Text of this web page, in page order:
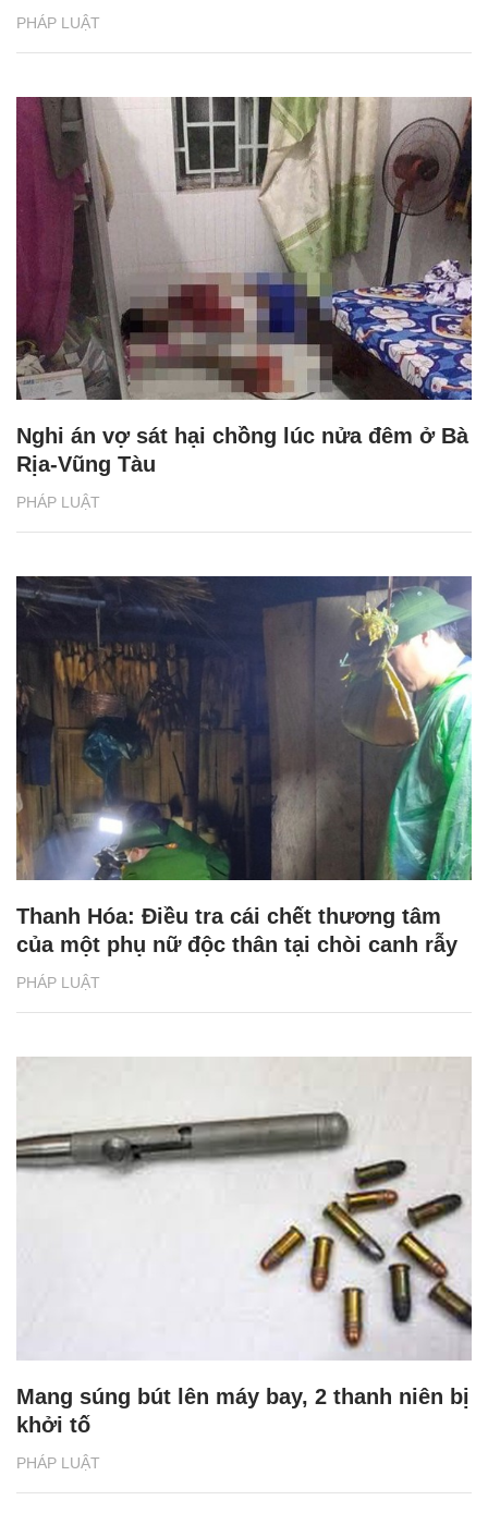
PHÁP LUẬT
PHÁP LUẬT
Nghi án vợ sát hại chồng lúc nửa đêm ở Bà
Rịa-Vũng Tàu
PHÁP LUẬT
Thanh Hóa: Điều tra cái chết thương tâm
của một phụ nữ độc thân tại chòi canh rẫy
PHÁP LUẬT
Mang súng bút lên máy bay, 2 thanh niên bị
khởi tố